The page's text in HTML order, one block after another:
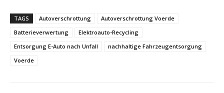
TAGS Autoverschrottung
Autoverschrottung Voerde
Batterieverwertung
Elektroauto-Recycling
Entsorgung E-Auto nach Unfall
nachhaltige Fahrzeugentsorgung
Voerde